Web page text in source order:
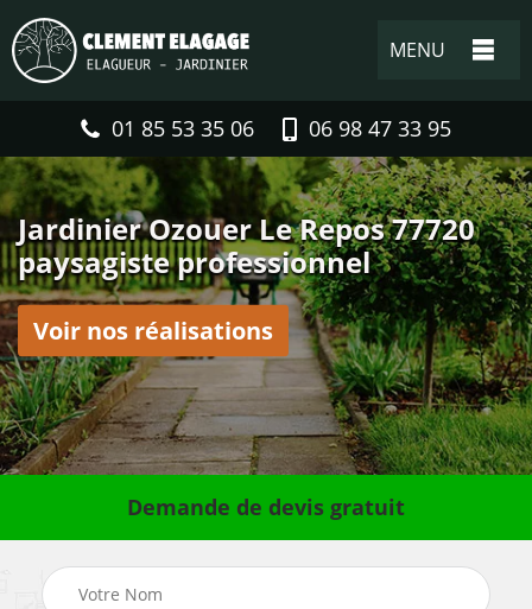
MENU
01 85 53 35 06 06 98 47 33 95
Jardinier Ozouer Le Repos 77720
paysagiste professionnel
Voir nos réalisations
Demande de devis gratuit